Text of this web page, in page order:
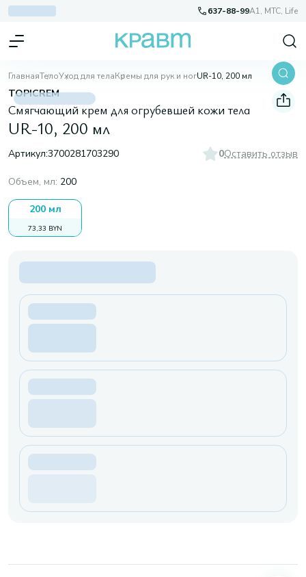
637-88-99A1, МТС, Life
ГлавнаяТелоУход для телаКремы для рук и ногUR-10, 200 мл
TOPICREM
Смягчающий крем для огрубевшей кожи тела
UR-10, 200 мл
Артикул:3700281703290 0Оставить отзыв
Объем, мл: 200
200 мл
73,33 BYN